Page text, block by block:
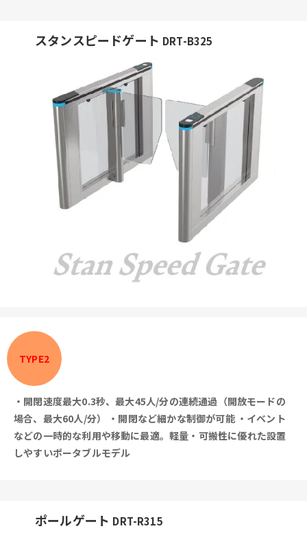
スタンスピードゲート DRT-B325
TYPE2
・開閉速度最大0.3秒、最大45人/分の連続通過（開放モードの
場合、最大60人/分）
・開閉など細かな制御が可能 ・イベント
などの一時的な利用や移動に最適。軽量・可搬性に優れた設置
しやすいポータブルモデル
ポールゲート DRT-R315